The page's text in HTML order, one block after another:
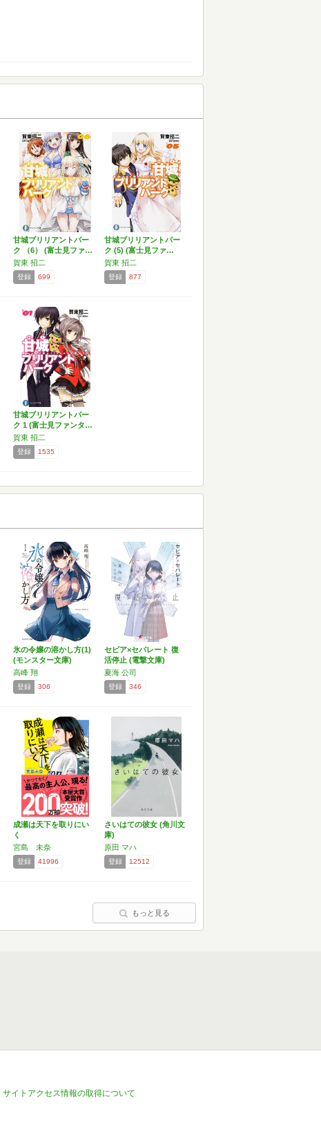
甘城ブリリアントパー
ク （6） (富士見ファ…
賀東 招二
登録 699
甘城ブリリアントパー
ク (5) (富士見ファ…
賀東 招二
登録 877
甘城ブリリアントパー
ク 1 (富士見ファンタ…
賀東 招二
登録 1535
氷の令嬢の溶かし方(1)
(モンスター文庫)
高峰 翔
登録 306
セピア×セパレート 復
活停止 (電撃文庫)
夏海 公司
登録 346
成瀬は天下を取りにい
く
宮島 未奈
登録 41996
さいはての彼女 (角川文
庫)
原田 マハ
登録 12512
もっと見る
サイトアクセス情報の取得について